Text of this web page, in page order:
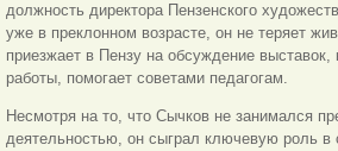
должность директора Пензенского
уже в преклонном возрасте, он не теряет
приезжает в Пензу на обсуждение
работы, помогает советами педагогам.
Несмотря на то, что Сычков не занимался
деятельностью, он сыграл ключевую роль в